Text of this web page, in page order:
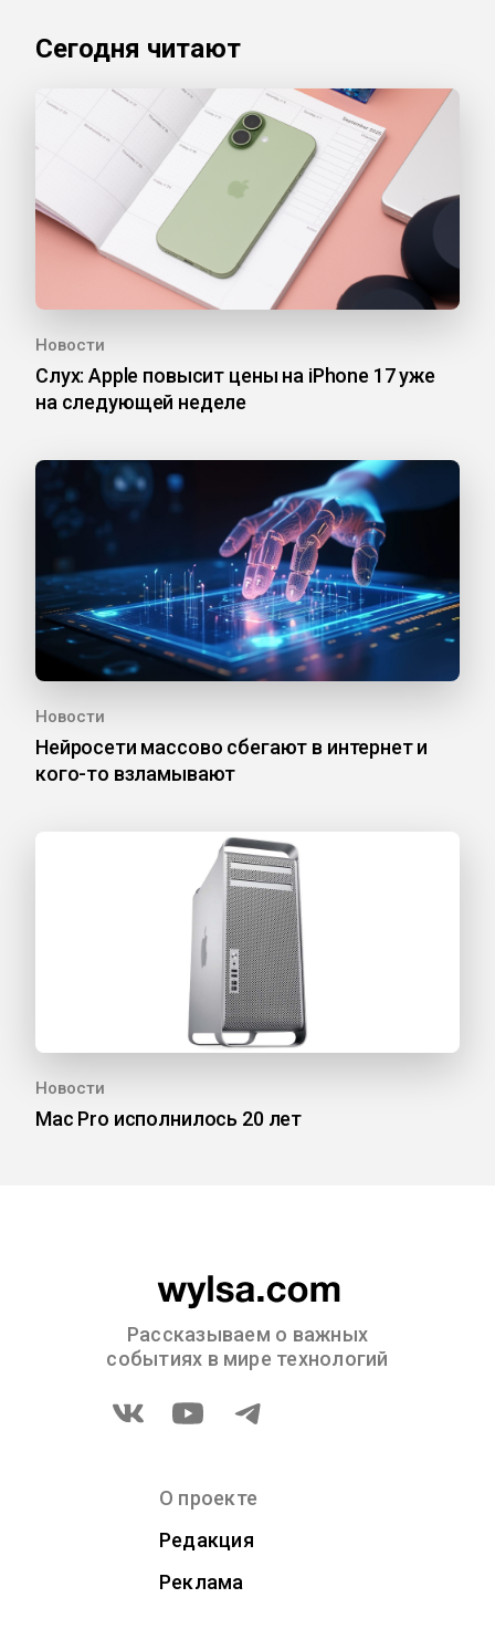
Сегодня читают
Новости
Слух: Apple повысит цены на iPhone 17 уже
на следующей неделе
Новости
Нейросети массово сбегают в интернет и
кого-то взламывают
Новости
Mac Pro исполнилось 20 лет
Рассказываем о важных
событиях в мире технологий
О проекте
Редакция
Реклама